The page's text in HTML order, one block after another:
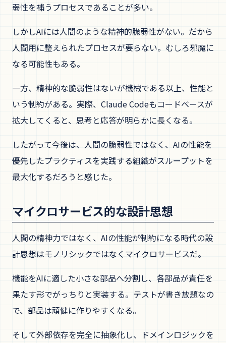
弱性を補うプロセスであることが多い。
しかしAIには人間のような精神的脆弱性がない。だから
人間用に整えられたプロセスが要らない。むしろ邪魔に
なる可能性もある。
一方、精神的な脆弱性はないが機械である以上、性能と
いう制約がある。実際、Claude Codeもコードベースが
拡大してくると、思考と応答が明らかに長くなる。
したがって今後は、人間の脆弱性ではなく、AIの性能を
優先したプラクティスを実践する組織がスループットを
最大化するだろうと感じた。
マイクロサービス的な設計思想
人間の精神力ではなく、AIの性能が制約になる時代の設
計思想はモノリシックではなくマイクロサービスだ。
機能をAIに適した小さな部品へ分割し、各部品が責任を
果たす形でがっちりと実装する。テストが書き放題なの
で、部品は頑健に作りやすくなる。
そして外部依存を完全に抽象化し、ドメインロジックを